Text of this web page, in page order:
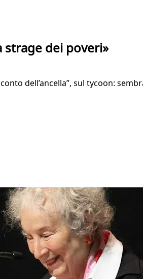
strage dei poveri»
dell’ancella”, sul tycoon: